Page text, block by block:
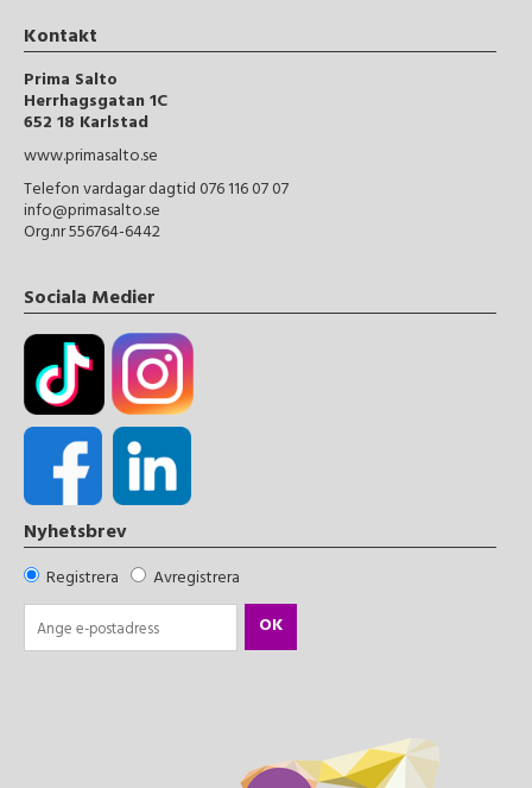
Kontakt
Prima Salto
Herrhagsgatan 1C
652 18 Karlstad
www.primasalto.se
Telefon vardagar dagtid 076 116 07 07
info@primasalto.se
Org.nr 556764-6442
Sociala Medier
Nyhetsbrev
Registrera
Avregistrera
OK